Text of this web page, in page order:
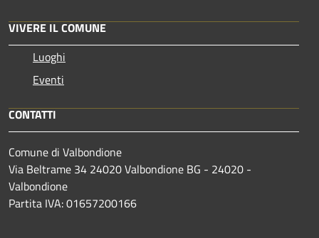
VIVERE IL COMUNE
Luoghi
Eventi
CONTATTI
Comune di Valbondione
Via Beltrame 34 24020 Valbondione BG - 24020 -
Valbondione
Partita IVA: 01657200166